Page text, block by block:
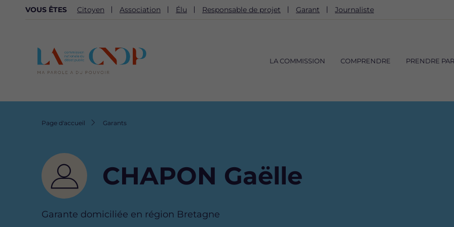
NAVIGATION
VOUS ÊTES Citoyen Association Élu Responsable de projet Garant Journaliste
principale
LA COMMISSION COMPRENDRE PRENDRE
Fil
Page d'accueil Garants
CHAPON Gaëlle
Garante domiciliée en région Bretagne